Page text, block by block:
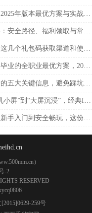
版本最优方案与实战适配指南
径、福利领取与常见问题解答
取渠道和使用避坑指南，老玩家都懂
业最优方案，2025年版本必看攻略
键信息，避免踩坑从这里开始
沉浸”，经典IP如何重构玩家体验？
全畅玩，这份全攻略让你避坑不踩雷
）
-2
RESERVED
259号